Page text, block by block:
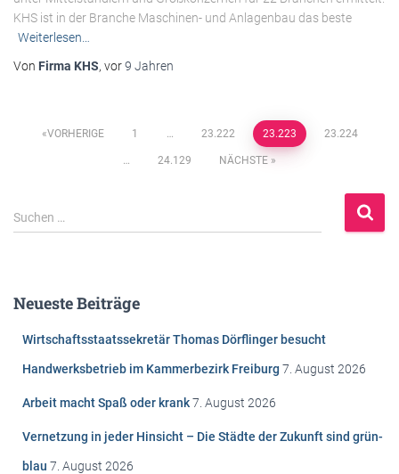
KHS ist in der Branche Maschinen- und Anlagenbau das beste
Weiterlesen…
Von Firma KHS, vor9 Jahren
Beitragsnavigation
VORHERIGE 1 23.222 23.223 23.224
24.129 NÄCHSTE
S
u
n
Suchen …
Neueste Beiträge
Wirtschaftsstaatssekretär Thomas Dörflinger besucht
Handwerksbetrieb im Kammerbezirk Freiburg 7. August 2026
Arbeit macht Spaß oder krank7. August 2026
Vernetzung in jeder Hinsicht – Die Städte der Zukunft sind grün-
blau 7. August 2026